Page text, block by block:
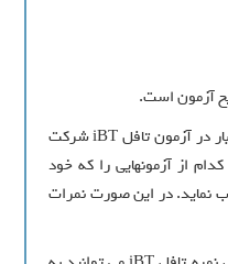
آزمون است.
توجه نمایید داوطلبی که بیش از یکبار در آزمون تافل iBT شرکت
از آزمونهایی را که خود
نماید. در این صورت نمرات